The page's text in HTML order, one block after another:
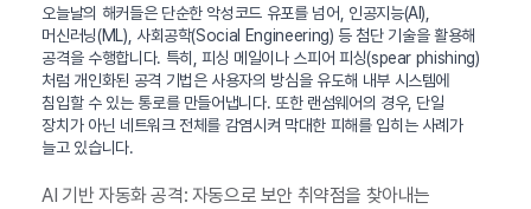
오늘날의 해커들은 단순한 악성코드 유포를 넘어, 인공지능(AI),
머신러닝(ML), 사회공학(Social Engineering) 등 첨단 기술을 활용해
공격을 수행합니다. 특히, 피싱 메일이나 스피어 피싱(spear phishing)
처럼 개인화된 공격 기법은 사용자의 방심을 유도해 내부 시스템에
침입할 수 있는 통로를 만들어냅니다. 또한 랜섬웨어의 경우, 단일
장치가 아닌 네트워크 전체를 감염시켜 막대한 피해를 입히는 사례가
늘고 있습니다.
AI 기반 자동화 공격: 자동으로 보안 취약점을 찾아내는